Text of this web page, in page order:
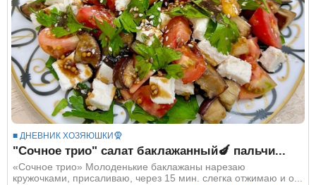
■ ДНЕВНИК ХОЗЯЮШКИ🧕
"Сочное трио" салат баклажанный🍆 пальчи...
«Сочное трио» Молоденькие баклажаны нарезаю
кружочками, присаливаю, через 15 мин. слегка отжимаю и о...